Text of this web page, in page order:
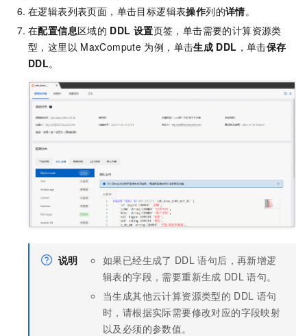
在逻辑表列表页面，单击目标逻辑表操作列的详情。
在配置信息区域的 DDL 设置页签，单击需要的计算资源类
型，这里以 MaxCompute 为例，单击生成 DDL ，单击保存
DDL。
说明 如果已经生成了 DDL 语句后，再新增逻
辑表的字段，需要重新生成 DDL 语句。
当生成其他云计算资源类型的 DDL 语句
时，请根据实际需要修改对应的字段映射
以及必须的参数值。